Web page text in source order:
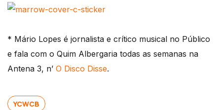
* Mário Lopes é jornalista e crítico musical no Público
e fala com o Quim Albergaria todas as semanas na
Antena 3, n’ O Disco Disse.
YCWCB